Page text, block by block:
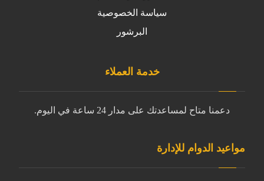
سياسة الخصوصية
البرشور
خدمة العملاء
دعمنا متاح لمساعدتك على مدار 24 ساعة في اليوم.
مواعيد الدوام للإدارة